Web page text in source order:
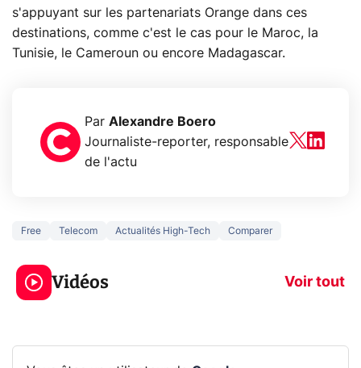
s'appuyant sur les partenariats Orange dans ces
destinations, comme c'est le cas pour le Maroc, la
Tunisie, le Cameroun ou encore Madagascar.
Par Alexandre Boero
Journaliste-reporter, responsable
de l'actu
Free Telecom Actualités High-Tech Comparer
Vidéos Voir tout
3 écrans en 1 pour
319€ ? Voici L'AOC
CQ32G4ZA !
5
prochaine